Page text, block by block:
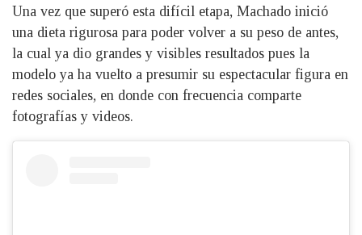
Una vez que superó esta difícil etapa, Machado inició
una dieta rigurosa para poder volver a su peso de antes,
la cual ya dio grandes y visibles resultados pues la
modelo ya ha vuelto a presumir su espectacular figura en
redes sociales, en donde con frecuencia comparte
fotografías y videos.